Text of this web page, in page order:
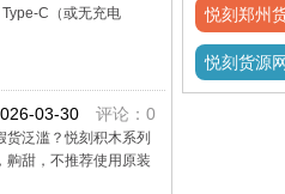
C（或无充电
03-30评论：0
泛滥？悦刻积木系列
齁甜，不推荐使用原装
悦刻郑州
悦刻货源网